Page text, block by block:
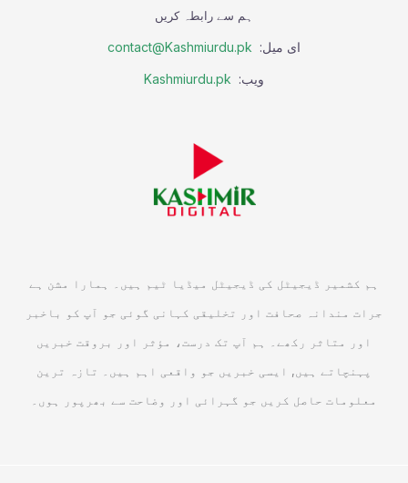
ہم سے رابطہ کریں
ای میل: contact@Kashmiurdu.pk
ویب: Kashmiurdu.pk
ہم کشمیر ڈیجیٹل کی ڈیجیٹل میڈیا ٹیم ہیں۔ ہمارا مشن ہے
جرات مندانہ صحافت اور تخلیقی کہانی گوئی جو آپ کو باخبر
اور متاثر رکھے۔ ہم آپ تک درست، مؤثر اور بروقت خبریں
پہنچاتے ہیں, ایسی خبریں جو واقعی اہم ہیں۔ تازہ ترین
معلومات حاصل کریں جو گہرائی اور وضاحت سے بھرپور ہوں۔